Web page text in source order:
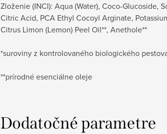
Zloženie (INCI): Aqua (Water), Coco-Glucoside,
Citric Acid, PCA Ethyl Cocoyl Arginate,
Citrus Limon (Lemon) Peel Oil**, Anethole**
*suroviny z kontrolovaného biologického
**prírodné esenciálne oleje
Dodatočné parametre